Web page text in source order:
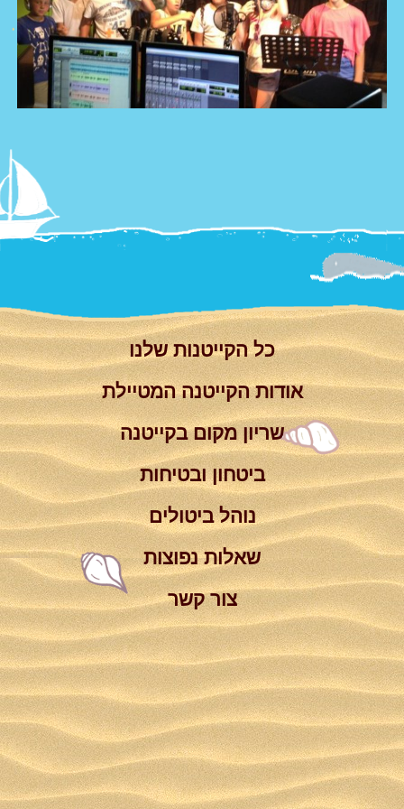
Summer
Camp
וידאו
צור קשר
'סגור תפריט'
כל הקייטנות שלנו
אודות הקייטנה המטיילת
שריון מקום בקייטנה
ביטחון ובטיחות
נוהל ביטולים
שאלות נפוצות
צור קשר